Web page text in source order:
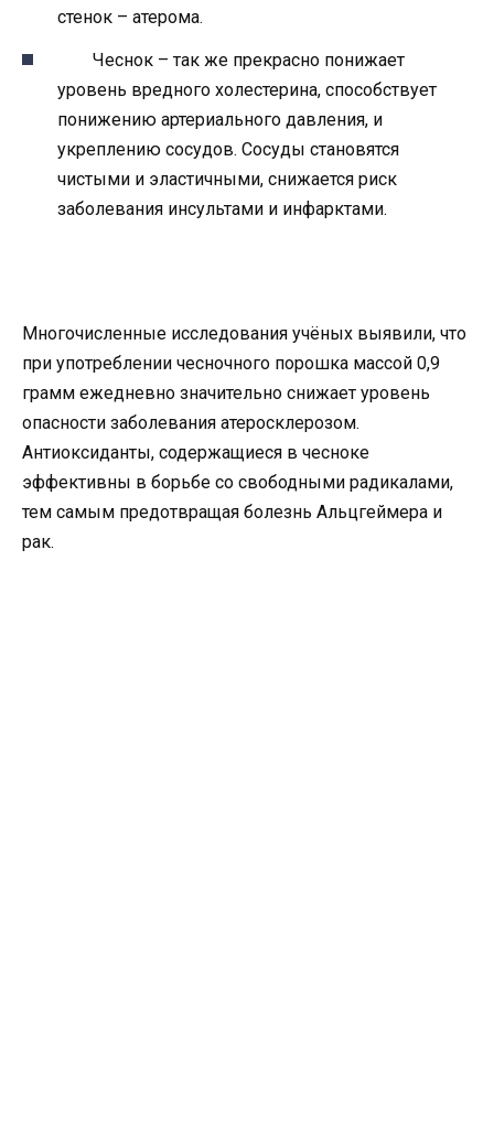
стенок – атерома.
Чеснок – так же прекрасно понижает
уровень вредного холестерина, способствует
понижению артериального давления, и
укреплению сосудов. Сосуды становятся
чистыми и эластичными, снижается риск
заболевания инсультами и инфарктами.
Многочисленные исследования учёных выявили, что
при употреблении чесночного порошка массой 0,9
грамм ежедневно значительно снижает уровень
опасности заболевания атеросклерозом.
Антиоксиданты, содержащиеся в чесноке
эффективны в борьбе со свободными радикалами,
тем самым предотвращая болезнь Альцгеймера и
рак.